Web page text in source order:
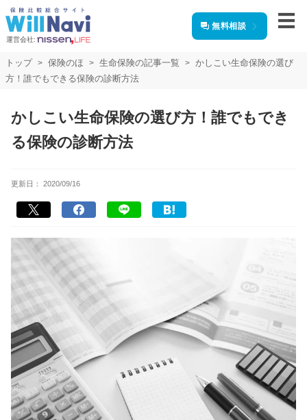
運営会社:
無料相談
トップ 保険のほ 生命保険の記事一覧
かしこい生命保険の選び
方！誰でもできる保険の診断方法
かしこい生命保険の選び方！誰でもでき
る保険の診断方法
更新日： 2020/09/16